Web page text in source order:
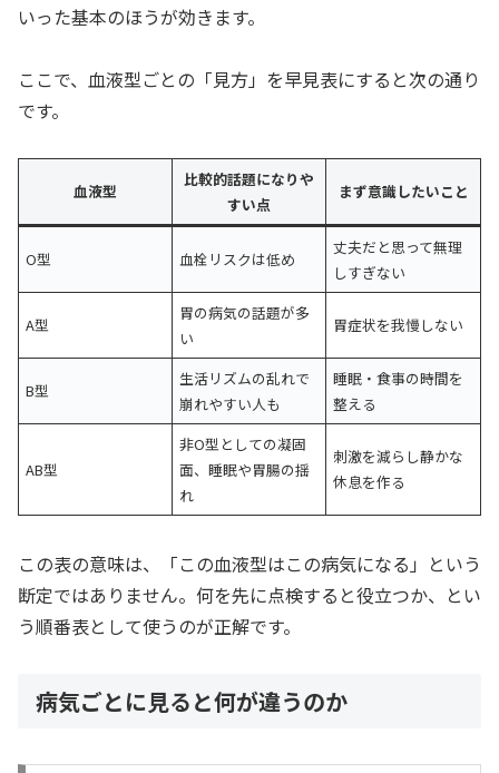
いった基本のほうが効きます。
ここで、血液型ごとの「見方」を早見表にすると次の通り
です。
血液型
比較的話題になりや
すい点
まず意識したいこと
O型 血栓リスクは低め
丈夫だと思って無理
しすぎない
A型
胃の病気の話題が多
い
胃症状を我慢しない
B型
生活リズムの乱れで
崩れやすい人も
睡眠・食事の時間を
整える
AB型
非O型としての凝固
面、睡眠や胃腸の揺
れ
刺激を減らし静かな
休息を作る
この表の意味は、「この血液型はこの病気になる」という
断定ではありません。何を先に点検すると役立つか、とい
う順番表として使うのが正解です。
病気ごとに見ると何が違うのか